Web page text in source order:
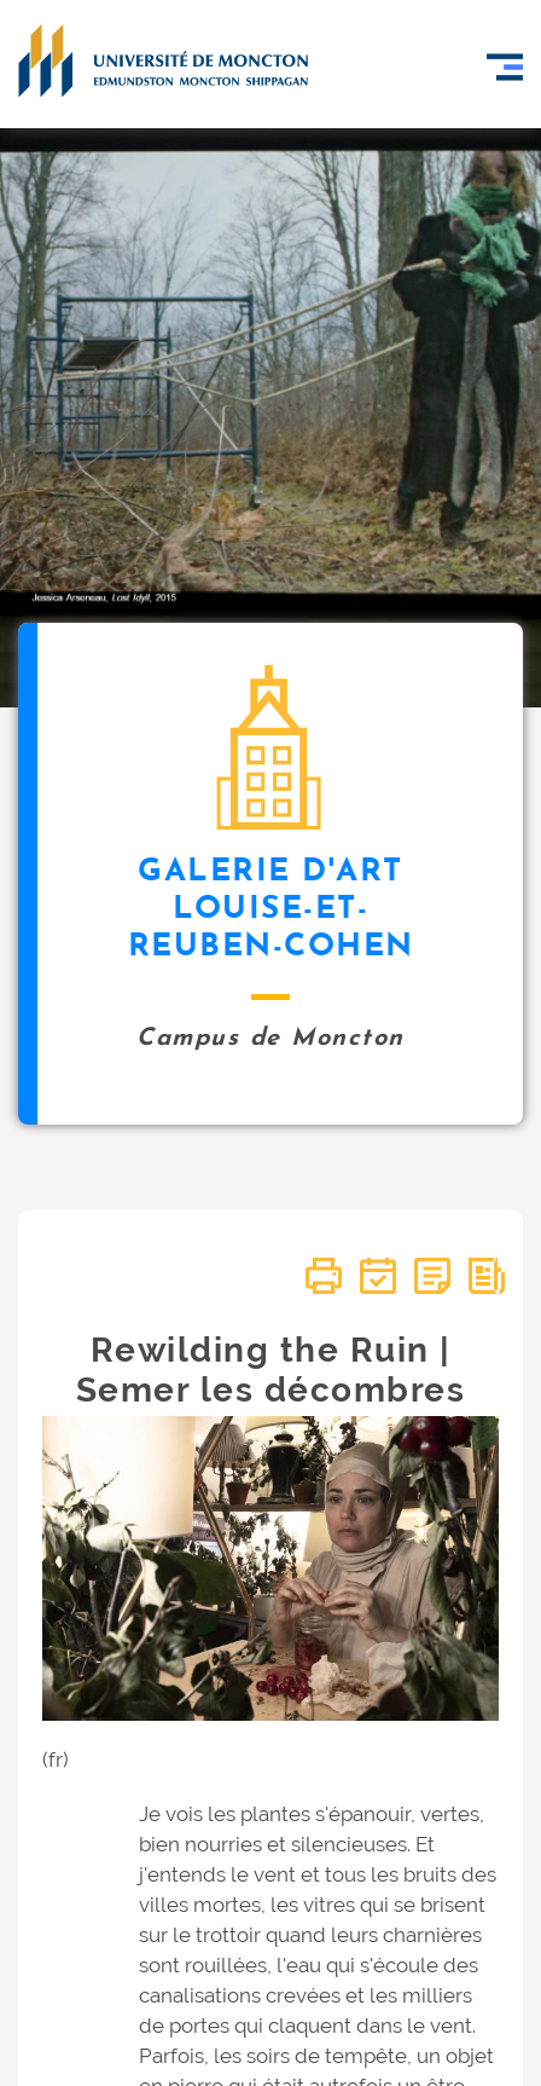
GALERIE D'ART
LOUISE-ET-
REUBEN-COHEN
Campus de Moncton
Rewilding the Ruin |
Semer les décombres
(fr)
Je vois les plantes s'épanouir, vertes,
bien nourries et silencieuses. Et
j'entends le vent et tous les bruits des
villes mortes, les vitres qui se brisent
sur le trottoir quand leurs charnières
sont rouillées, l'eau qui s'écoule des
canalisations crevées et les milliers
de portes qui claquent dans le vent.
Parfois, les soirs de tempête, un objet